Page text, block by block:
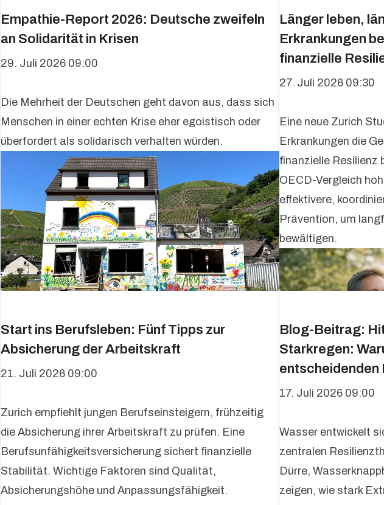
Empathie-Report 2026: Deutsche zweifeln
an Solidarität in Krisen
29. Juli 2026 09:00
Die Mehrheit der Deutschen geht davon aus, dass sich
Menschen in einer echten Krise eher egoistisch oder
überfordert als solidarisch verhalten würden.
Länger leben,
Erkrankungen
finanzielle
27. Juli 2026 09:30
Eine neue Zurich
Erkrankungen die
finanzielle Resilienz
OECD-Vergleich
effektivere,
Prävention, um
bewältigen.
Start ins Berufsleben: Fünf Tipps zur
Absicherung der Arbeitskraft
21. Juli 2026 09:00
Zurich empfiehlt jungen Berufseinsteigern, frühzeitig
die Absicherung ihrer Arbeitskraft zu prüfen. Eine
Berufsunfähigkeitsversicherung sichert finanzielle
Stabilität. Wichtige Faktoren sind Qualität,
Absicherungshöhe und Anpassungsfähigkeit.
Blog-Beitrag:
Starkregen:
entscheidenden
17. Juli 2026 09:00
Wasser entwickelt
zentralen
Dürre,
zeigen, wie stark